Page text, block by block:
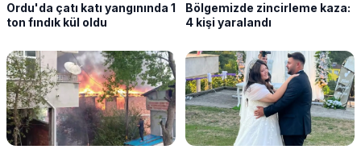
Ordu'da çatı katı yangınında 1
ton fındık kül oldu
Bölgemizde zincirleme kaza:
4 kişi yaralandı